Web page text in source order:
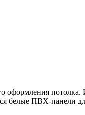
потолка.
белые ПВХ-панели